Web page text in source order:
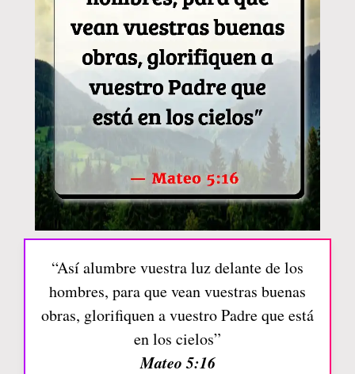
“Así alumbre vuestra luz delante de los
hombres, para que vean vuestras buenas
obras, glorifiquen a vuestro Padre que está
en los cielos”
Mateo 5:16